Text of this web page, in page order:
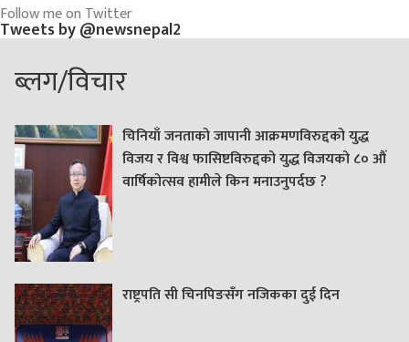
Follow me on Twitter
Tweets by @newsnepal2
ब्लग/विचार
चिनियाँ जनताको जापानी आक्रमणविरुद्दको युद्ध
विजय र विश्व फासिष्टविरुद्दको युद्ध विजयको ८० औं
वार्षिकोत्सव हामीले किन मनाउनुपर्दछ ?
राष्ट्रपति सी चिनपिङसँग नजिकका दुई दिन